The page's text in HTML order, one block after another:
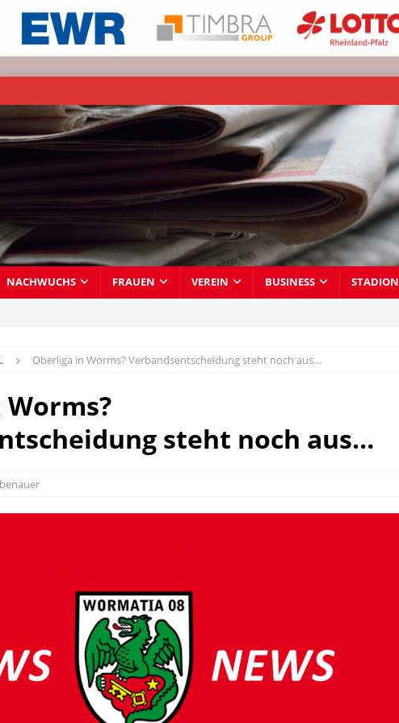
NACHWUCHS FRAUEN VEREIN BUSINESS STADION
Oberliga in Worms? Verbandsentscheidung steht noch aus…
steht noch aus…